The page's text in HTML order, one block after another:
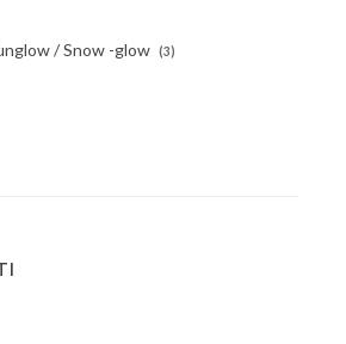
/ Snow -glow (3)